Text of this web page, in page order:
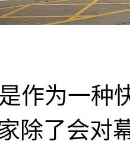
为一种快
除了会对